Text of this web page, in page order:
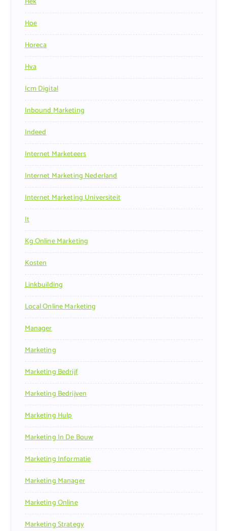
Hoe
Horeca
Hva
Icm Digital
Inbound Marketing
Indeed
Internet Marketeers
Internet Marketing Nederland
Internet Marketing Universiteit
It
Kg Online Marketing
Kosten
Linkbuilding
Local Online Marketing
Manager
Marketing
Marketing Bedrijf
Marketing Bedrijven
Marketing Hulp
Marketing In De Bouw
Marketing Informatie
Marketing Manager
Marketing Online
Marketing Strategy